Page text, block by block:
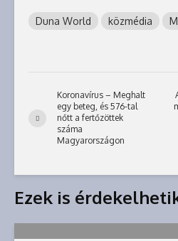
Duna World közmédia
Koronavírus – Meghalt
egy beteg, és 576-tal
nőtt a fertőzöttek
száma
Magyarországon
Ezek is